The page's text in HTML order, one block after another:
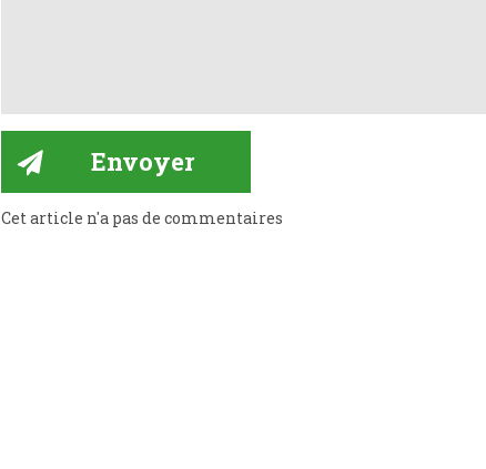
Cet article n'a pas de commentaires